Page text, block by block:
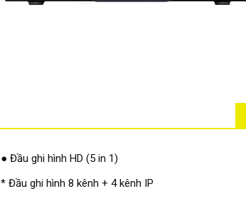
● Đầu ghi hình HD (5 in 1)
* Đầu ghi hình 8 kênh + 4 kênh IP